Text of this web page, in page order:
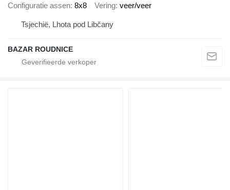
Configuratie assen 8x8 Vering veer/veer
Tsjechië, Lhota pod Libčany
BAZAR ROUDNICE